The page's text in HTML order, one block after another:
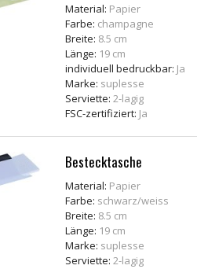
Material: Papier
Farbe: champagne
Breite: 8.5 cm
Länge: 19 cm
individuell bedruckbar: Ja
Marke: suplesse
Serviette: 2-lagig
FSC-zertifiziert: Ja
Bestecktasche
Material: Papier
Farbe: schwarz/weiss
Breite: 8.5 cm
Länge: 19 cm
Marke: suplesse
Serviette: 2-lagig